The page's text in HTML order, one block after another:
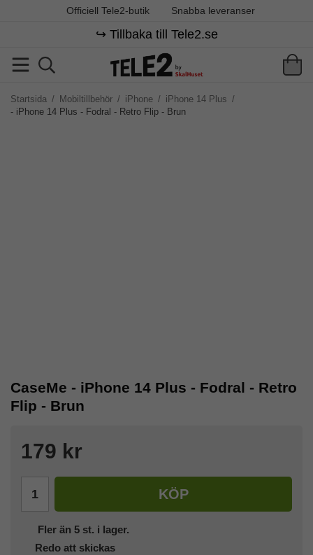
Officiell Tele2-butik Snabba leveranser
↪️ Tillbaka till Tele2.se
Startsida / Mobiltillbehör / iPhone / iPhone 14 Plus /
- iPhone 14 Plus - Fodral - Retro Flip - Brun
CaseMe - iPhone 14 Plus - Fodral - Retro
Flip - Brun
179 kr
KÖP
Fler än 5 st. i lager.
Redo att skickas